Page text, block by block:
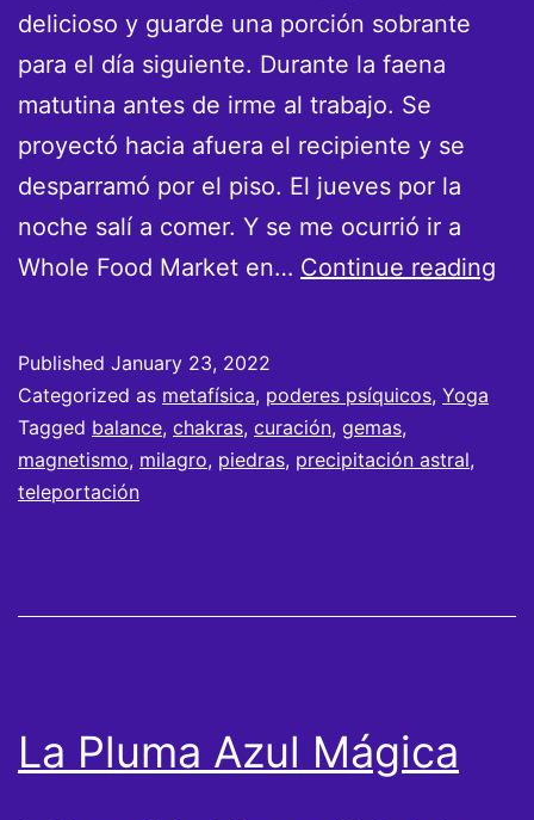
delicioso y guarde una porción sobrante
para el día siguiente. Durante la faena
matutina antes de irme al trabajo. Se
proyectó hacia afuera el recipiente y se
desparramó por el piso. El jueves por la
noche salí a comer. Y se me ocurrió ir a
Whole Food Market en… Continue reading
Published January 23, 2022
Categorized as metafísica, poderes psíquicos, Yoga
Tagged balance, chakras, curación, gemas,
magnetismo, milagro, piedras, precipitación astral,
teleportación
La Pluma Azul Mágica